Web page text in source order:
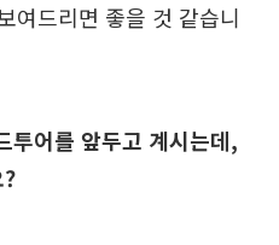
여드리면 좋을 것 같습니
어를 앞두고 계시는데,